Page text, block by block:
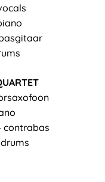
contrabas